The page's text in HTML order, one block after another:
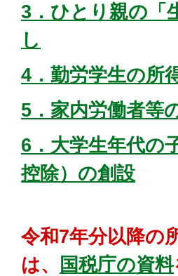
3．ひとり親の「
し
4．勤労学生の所
5．家内労働者等
6．大学生年代の
控除）の創設
令和7年分以降の
は、
国税庁の資料